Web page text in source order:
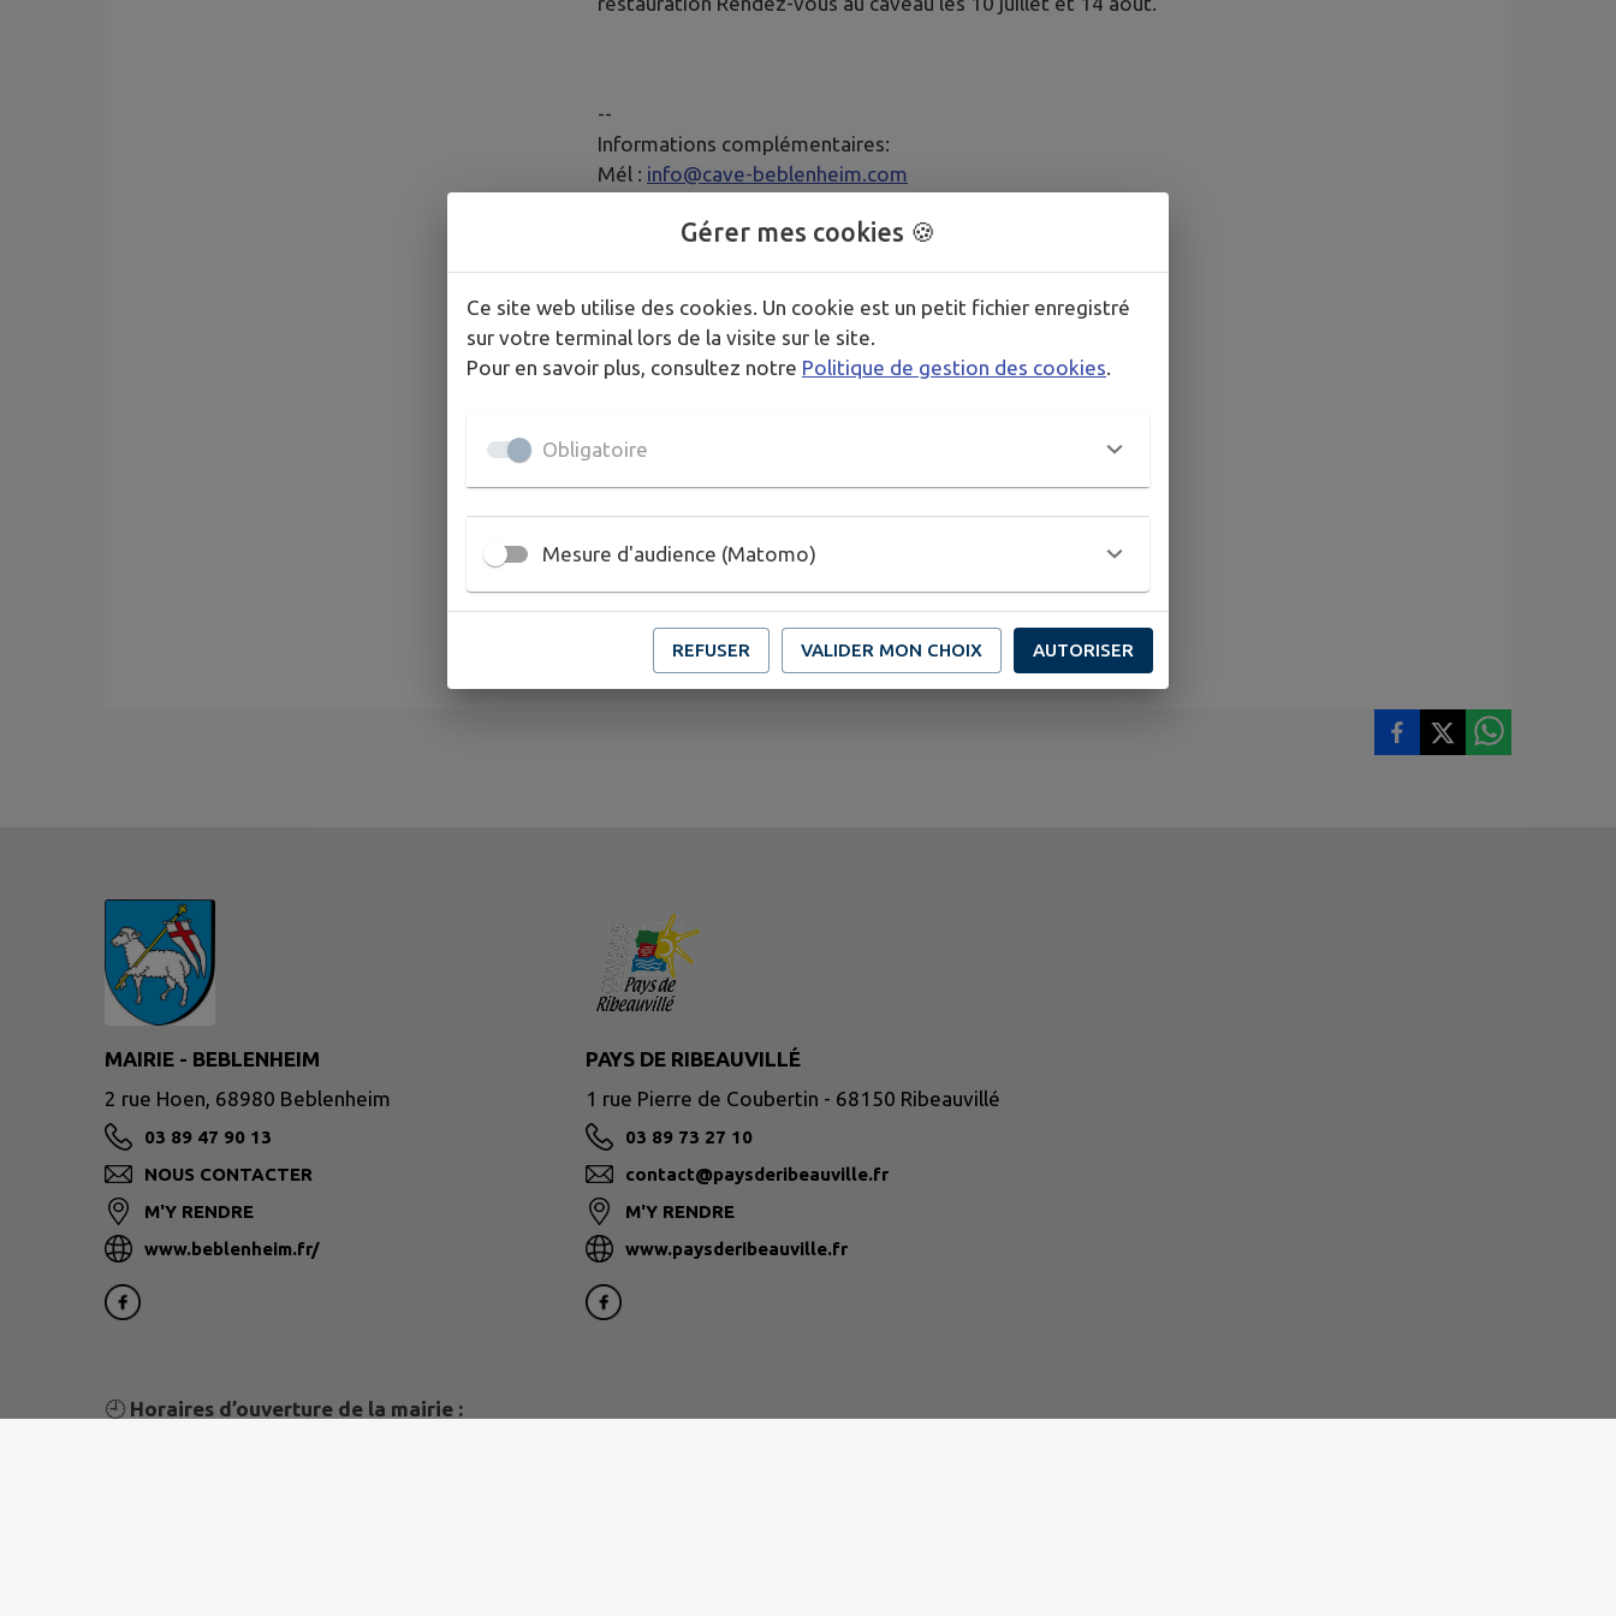
--
Informations complémentaires:
Mél : info@cave-beblenheim.com
Publié par Cave de Beblenheim
MAIRIE - BEBLENHEIM
2 rue Hoen, 68980 Beblenheim
03 89 47 90 13
NOUS CONTACTER
M'Y RENDRE
www.beblenheim.fr/
PAYS DE RIBEAUVILLÉ
1 rue Pierre de Coubertin - 68150 Ribeauvillé
03 89 73 27 10
contact@paysderibeauville.fr
M'Y RENDRE
www.paysderibeauville.fr
🕘 Horaires d’ouverture de la mairie :
Gérer mes cookies 🍪
Ce site web utilise des cookies. Un cookie est un petit fichier enregistré
sur votre terminal lors de la visite sur le site.
Pour en savoir plus, consultez notre Politique de gestion des cookies
Obligatoire
Mesure d'audience (Matomo)
REFUSER VALIDER MON CHOIX AUTORISER